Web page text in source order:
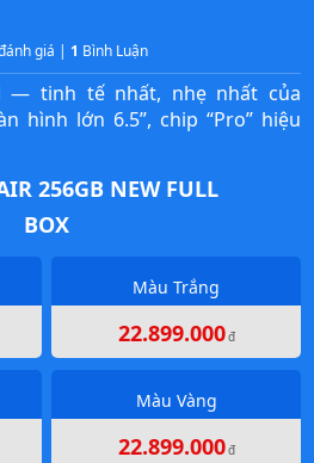
giá | 1 Bình Luận
— tinh tế nhất, nhẹ nhất của
hình lớn 6.5”, chip “Pro” hiệu
256GB NEW FULL
BOX
Màu Trắng
22.899.000đ
Màu Vàng
22.899.000đ